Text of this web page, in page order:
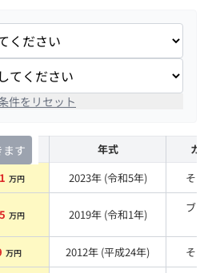
件をリセット
す
実績 年式
カラ
万円 2023年 (令和5年) その他
万円 2019年 (令和1年)
ブラ
万円 2012年 (平成24年) その他